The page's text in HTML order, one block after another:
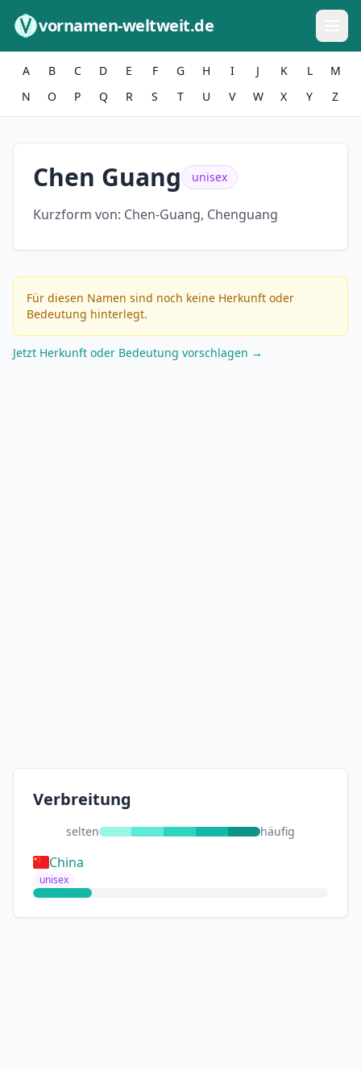
vornamen-weltweit.de
A B C D E F G H I J K L
M
N
O P Q R S T U V W X Y Z
Chen Guang unisex
Kurzform von: Chen-Guang, Chenguang
Für diesen Namen sind noch keine Herkunft oder
Bedeutung hinterlegt.
Jetzt Herkunft oder Bedeutung vorschlagen →
Verbreitung
selten häufig
China
unisex